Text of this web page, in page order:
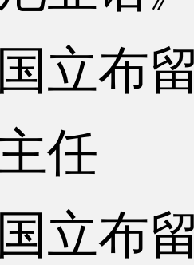
立布
任
立布